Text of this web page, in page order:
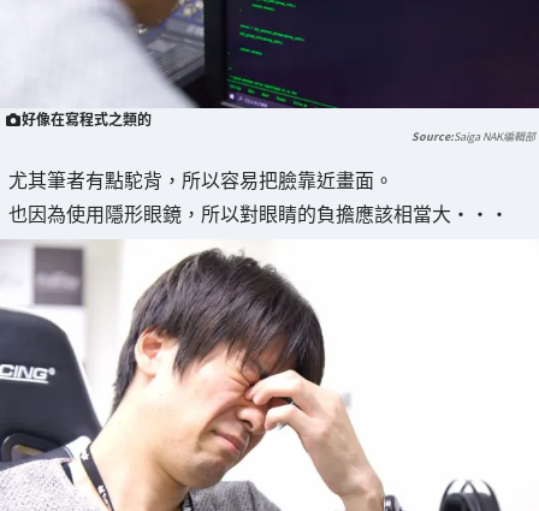
好像在寫程式之類的
Saiga NAK編輯部
尤其筆者有點駝背，所以容易把臉靠近畫面。
也因為使用隱形眼鏡，所以對眼睛的負擔應該相當大・・・